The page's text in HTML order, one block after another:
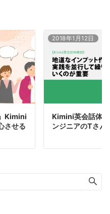
Kimini
させる
2018年1月12日
Kimini英会話体
ンジニアのTさん